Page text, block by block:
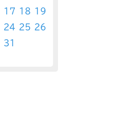
17 18
19
24 25
26
31